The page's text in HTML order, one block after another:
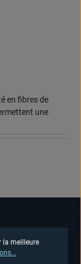
en fibres de
une
la meilleure